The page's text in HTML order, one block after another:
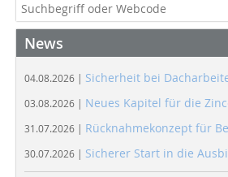
News
04.08.2026 | Sicherheit bei
03.08.2026 | Neues Kapitel für die
31.07.2026 | Rücknahmekonzept für
30.07.2026 | Sicherer Start in die